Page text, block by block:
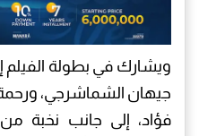
ويشارك في بطولة الفيلم
جيهان الشماشرجي،
فؤاد، إلى جانب نخبة